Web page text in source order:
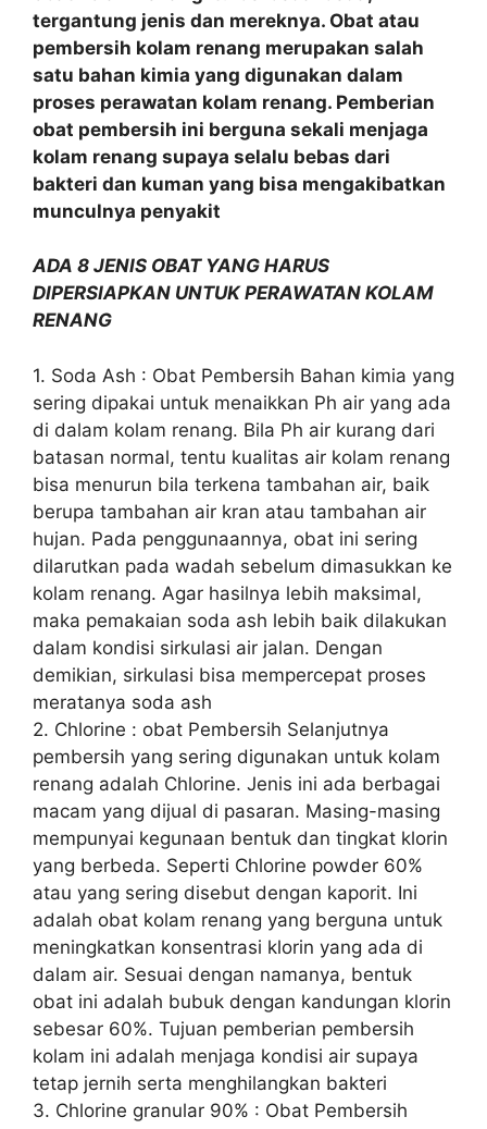
tergantung jenis dan mereknya. Obat atau
pembersih kolam renang merupakan salah
satu bahan kimia yang digunakan dalam
proses perawatan kolam renang. Pemberian
obat pembersih ini berguna sekali menjaga
kolam renang supaya selalu bebas dari
bakteri dan kuman yang bisa mengakibatkan
munculnya penyakit
ADA 8 JENIS OBAT YANG HARUS
DIPERSIAPKAN UNTUK PERAWATAN KOLAM
RENANG
1. Soda Ash : Obat Pembersih Bahan kimia yang
sering dipakai untuk menaikkan Ph air yang ada
di dalam kolam renang. Bila Ph air kurang dari
batasan normal, tentu kualitas air kolam renang
bisa menurun bila terkena tambahan air, baik
berupa tambahan air kran atau tambahan air
hujan. Pada penggunaannya, obat ini sering
dilarutkan pada wadah sebelum dimasukkan ke
kolam renang. Agar hasilnya lebih maksimal,
maka pemakaian soda ash lebih baik dilakukan
dalam kondisi sirkulasi air jalan. Dengan
demikian, sirkulasi bisa mempercepat proses
meratanya soda ash
2. Chlorine : obat Pembersih Selanjutnya
pembersih yang sering digunakan untuk kolam
renang adalah Chlorine. Jenis ini ada berbagai
macam yang dijual di pasaran. Masing-masing
mempunyai kegunaan bentuk dan tingkat klorin
yang berbeda. Seperti Chlorine powder 60%
atau yang sering disebut dengan kaporit. Ini
adalah obat kolam renang yang berguna untuk
meningkatkan konsentrasi klorin yang ada di
dalam air. Sesuai dengan namanya, bentuk
obat ini adalah bubuk dengan kandungan klorin
sebesar 60%. Tujuan pemberian pembersih
kolam ini adalah menjaga kondisi air supaya
tetap jernih serta menghilangkan bakteri
3. Chlorine granular 90% : Obat Pembersih